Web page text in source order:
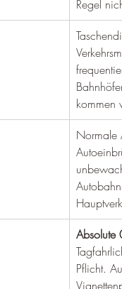
Regel
kommen
Normale
Absolute
Pflicht.